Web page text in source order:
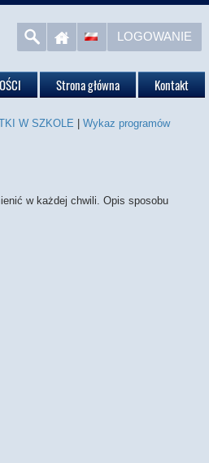
LOGOWANIE
Strona główna Kontakt
W SZKOLE Wykaz programów
w każdej chwili. Opis sposobu